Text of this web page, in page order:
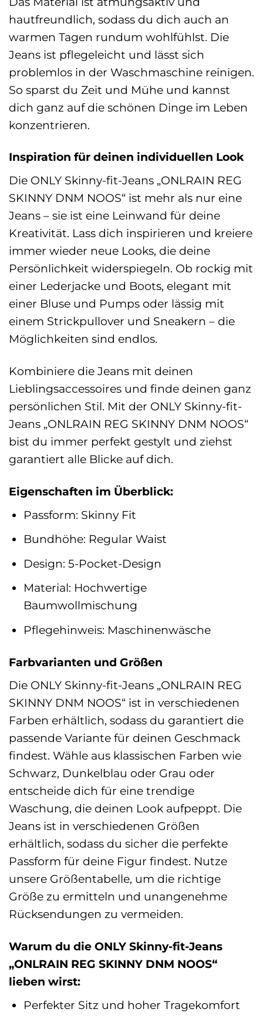
hautfreundlich, sodass du dich auch an
warmen Tagen rundum wohlfühlst. Die
Jeans ist pflegeleicht und lässt sich
problemlos in der Waschmaschine reinigen.
So sparst du Zeit und Mühe und kannst
dich ganz auf die schönen Dinge im Leben
konzentrieren.
Inspiration für deinen individuellen Look
Die ONLY Skinny-fit-Jeans „ONLRAIN REG
SKINNY DNM NOOS“ ist mehr als nur eine
Jeans – sie ist eine Leinwand für deine
Kreativität. Lass dich inspirieren und kreiere
immer wieder neue Looks, die deine
Persönlichkeit widerspiegeln. Ob rockig mit
einer Lederjacke und Boots, elegant mit
einer Bluse und Pumps oder lässig mit
einem Strickpullover und Sneakern – die
Möglichkeiten sind endlos.
Kombiniere die Jeans mit deinen
Lieblingsaccessoires und finde deinen ganz
persönlichen Stil. Mit der ONLY Skinny-fit-
Jeans „ONLRAIN REG SKINNY DNM NOOS“
bist du immer perfekt gestylt und ziehst
garantiert alle Blicke auf dich.
Eigenschaften im Überblick:
Passform: Skinny Fit
Bundhöhe: Regular Waist
Design: 5-Pocket-Design
Material: Hochwertige
Baumwollmischung
Pflegehinweis: Maschinenwäsche
Farbvarianten und Größen
Die ONLY Skinny-fit-Jeans „ONLRAIN REG
SKINNY DNM NOOS“ ist in verschiedenen
Farben erhältlich, sodass du garantiert die
passende Variante für deinen Geschmack
findest. Wähle aus klassischen Farben wie
Schwarz, Dunkelblau oder Grau oder
entscheide dich für eine trendige
Waschung, die deinen Look aufpeppt. Die
Jeans ist in verschiedenen Größen
erhältlich, sodass du sicher die perfekte
Passform für deine Figur findest. Nutze
unsere Größentabelle, um die richtige
Größe zu ermitteln und unangenehme
Rücksendungen zu vermeiden.
Warum du die ONLY Skinny-fit-Jeans
„ONLRAIN REG SKINNY DNM NOOS“
lieben wirst:
Perfekter Sitz und hoher Tragekomfort